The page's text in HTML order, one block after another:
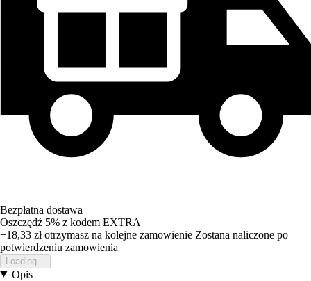
Bezpłatna dostawa
Oszczędź 5% z kodem EXTRA
+18,33 złotrzymasz na kolejne zamowienie Zostana naliczone po
potwierdzeniu zamowienia
Loading...
Opis